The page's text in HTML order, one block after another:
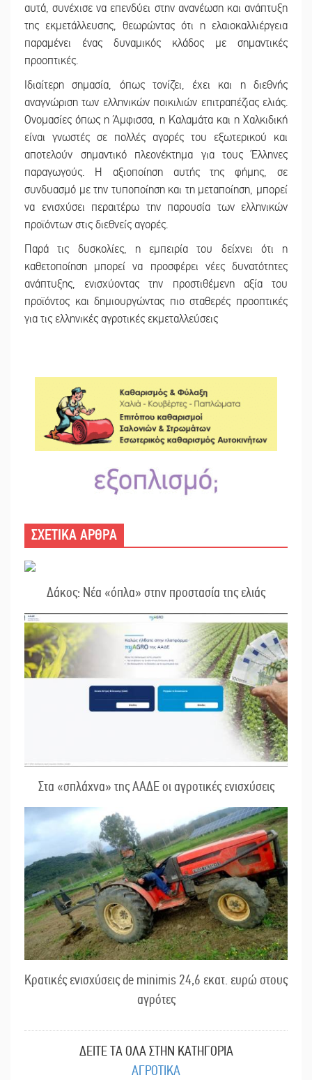
αυτά, συνέχισε να επενδύει στην ανανέωση και ανάπτυξη
της εκμετάλλευσης, θεωρώντας ότι η ελαιοκαλλιέργεια
παραμένει ένας δυναμικός κλάδος με σημαντικές
προοπτικές.
Ιδιαίτερη σημασία, όπως τονίζει, έχει και η διεθνής
αναγνώριση των ελληνικών ποικιλιών επιτραπέζιας ελιάς.
Ονομασίες όπως η Άμφισσα, η Καλαμάτα και η Χαλκιδική
είναι γνωστές σε πολλές αγορές του εξωτερικού και
αποτελούν σημαντικό πλεονέκτημα για τους Έλληνες
παραγωγούς. Η αξιοποίηση αυτής της φήμης, σε
συνδυασμό με την τυποποίηση και τη μεταποίηση, μπορεί
να ενισχύσει περαιτέρω την παρουσία των ελληνικών
προϊόντων στις διεθνείς αγορές.
Παρά τις δυσκολίες, η εμπειρία του δείχνει ότι η
καθετοποίηση μπορεί να προσφέρει νέες δυνατότητες
ανάπτυξης, ενισχύοντας την προστιθέμενη αξία του
προϊόντος και δημιουργώντας πιο σταθερές προοπτικές
για τις ελληνικές αγροτικές εκμεταλλεύσεις
ΣΧΕΤΙΚΑ ΑΡΘΡΑ
Δάκος: Νέα «όπλα» στην προστασία της ελιάς
Στα «σπλάχνα» της ΑΑΔΕ οι αγροτικές ενισχύσεις
Κρατικές ενισχύσεις de minimis 24,6 εκατ. ευρώ στους
αγρότες
ΔΕΙΤΕ ΤΑ ΟΛΑ ΣΤΗΝ ΚΑΤΗΓΟΡΙΑ
ΑΓΡΟΤΙΚΑ